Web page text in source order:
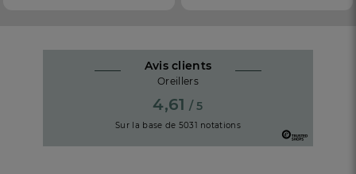
Avis clients
Oreillers
4,61 / 5
Sur la base de 5031 notations